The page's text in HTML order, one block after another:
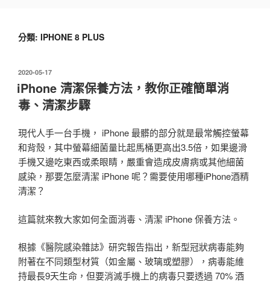
分類: IPHONE 8 PLUS
發
佈
於
2020-05-17
iPhone 清潔保養方法，教你正確簡單消
毒、清潔步驟
現代人手一台手機， iPhone 最髒的部分就是最常觸控螢幕
和背殼，其中螢幕細菌量比起馬桶更高出3.5倍，如果邊滑
手機又邊吃東西或柔眼睛，嚴重會造成皮膚病或其他細菌
感染，那要怎麼清潔 iPhone 呢？需要使用哪種iPhone酒精
清潔？
這篇就來教大家如何全面消毒、清潔 iPhone 保養方法。
根據《醫院感染雜誌》研究報告指出，新型冠狀病毒能夠
附著在不同類型材質（如金屬、玻璃或塑膠），病毒能維
持最長9天生命，但要消滅手機上的病毒只要透過 70% 酒